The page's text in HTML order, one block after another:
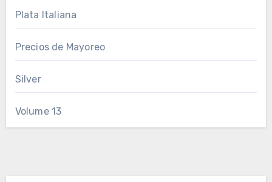
Plata Italiana
Precios de Mayoreo
Silver
Volume 13